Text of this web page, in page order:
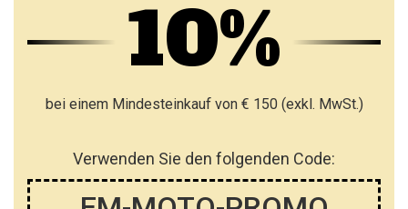
10%
bei einem Mindesteinkauf von € 150 (exkl. MwSt.)
Verwenden Sie den folgenden Code: